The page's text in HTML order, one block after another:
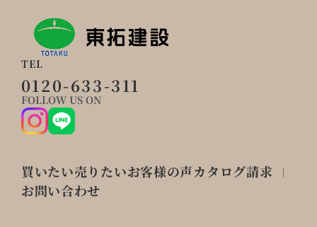
TEL
0120-633-311
FOLLOW US ON
買いたい売りたいお客様の声カタログ請求
お問い合わせ